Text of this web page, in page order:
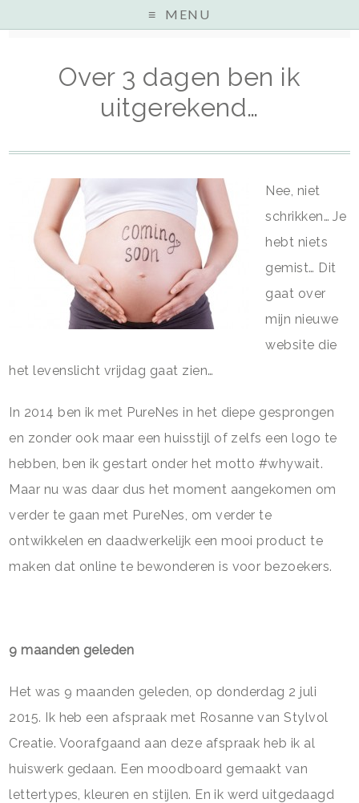
MENU
Over 3 dagen ben ik uitgerekend…
Over 3 dagen ben ik
uitgerekend…
Nee, niet
schrikken… Je
hebt niets
gemist… Dit
gaat over
mijn nieuwe
website die
het levenslicht vrijdag gaat zien…
In 2014 ben ik met PureNes in het diepe gesprongen
en zonder ook maar een huisstijl of zelfs een logo te
hebben, ben ik gestart onder het motto #whywait.
Maar nu was daar dus het moment aangekomen om
verder te gaan met PureNes, om verder te
ontwikkelen en daadwerkelijk een mooi product te
maken dat online te bewonderen is voor bezoekers.
9 maanden geleden
Het was 9 maanden geleden, op donderdag 2 juli
2015. Ik heb een afspraak met Rosanne van Stylvol
Creatie. Voorafgaand aan deze afspraak heb ik al
huiswerk gedaan. Een moodboard gemaakt van
lettertypes, kleuren en stijlen. En ik werd uitgedaagd